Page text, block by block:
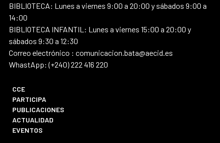
BIBLIOTECA: Lunes a viernes 9:00 a 20:00 y sábados 9:00 a
14:00
BIBLIOTECA INFANTIL: Lunes a viernes 15:00 a 20:00 y
sábados 9:30 a 12:30
Correo electrónico : comunicacion.bata@aecid.es
WhastApp: (+240) 222 416 220
CCE
PARTICIPA
PUBLICACIONES
ACTUALIDAD
EVENTOS